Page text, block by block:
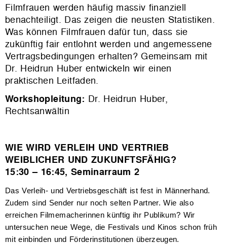
Filmfrauen werden häufig massiv finanziell
benachteiligt. Das zeigen die neusten Statistiken.
Was können Filmfrauen dafür tun, dass sie
zukünftig fair entlohnt werden und angemessene
Vertragsbedingungen erhalten? Gemeinsam mit
Dr. Heidrun Huber entwickeln wir einen
praktischen Leitfaden.
Workshopleitung: Dr. Heidrun Huber,
Rechtsanwältin
WIE WIRD VERLEIH UND VERTRIEB
WEIBLICHER UND ZUKUNFTSFÄHIG?
15:30 – 16:45, Seminarraum 2
Das Verleih- und Vertriebsgeschäft ist fest in Männerhand.
Zudem sind Sender nur noch selten Partner. Wie also
erreichen Filmemacherinnen künftig ihr Publikum? Wir
untersuchen neue Wege, die Festivals und Kinos schon früh
mit einbinden und Förderinstitutionen überzeugen.